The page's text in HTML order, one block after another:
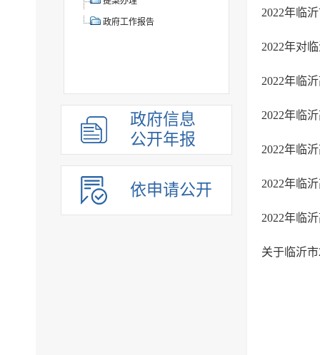
政府工作报告
政府信息
公开年报
依申请公开
2022年对
2022年临
2022年临
2022年临
关于临沂